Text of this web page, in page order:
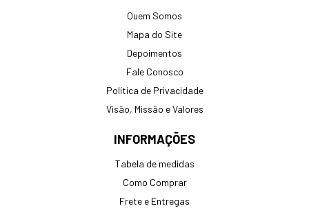
Quem Somos
Mapa do Site
Depoimentos
Fale Conosco
Política de Privacidade
Visão, Missão e Valores
INFORMAÇÕES
Tabela de medidas
Como Comprar
Frete e Entregas